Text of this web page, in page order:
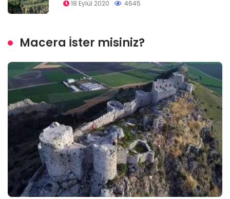
18 Eylül 2020 4645
Macera İster misiniz?